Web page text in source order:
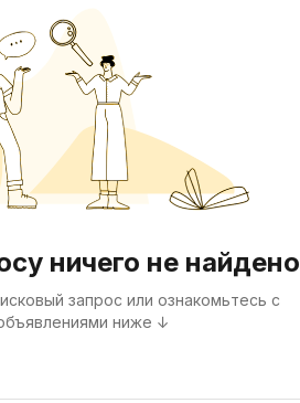
ничего не найдено
запрос или ознакомьтесь с
ниже ↓